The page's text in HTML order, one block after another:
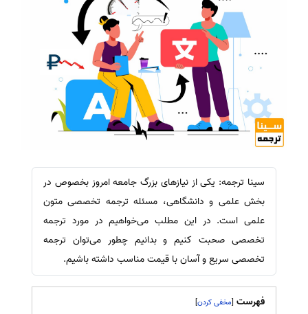
سینا ترجمه: یکی از نیازهای بزرگ جامعه امروز بخصوص در
بخش علمی و دانشگاهی، مسئله ترجمه تخصصی متون
علمی است. در این مطلب می‌خواهیم در مورد ترجمه
تخصصی صحبت کنیم و بدانیم چطور می‌توان ترجمه
تخصصی سریع و آسان با قیمت مناسب داشته باشیم.
فهرست [
]